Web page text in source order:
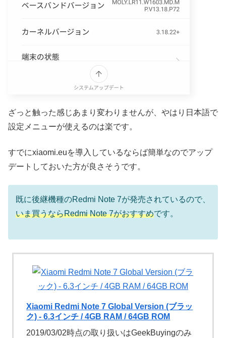
ざっと触った感じあまり変わりませんが、やはり日本語で
設定メニューが使えるのは楽です。
すでにxiaomi.euを導入しているならば簡単なのでアップ
デートしておいた方が良さそうです。
既に後継機種のRedmi Note 7が発売されているので、
いま買うならRedmi Note 7がおすすめです。
Xiaomi Redmi Note 7 Global Version (ブラッ
ク) - 6.3インチ / 4GB RAM / 64GB ROM
2019/03/02時点の取り扱いはGeekBuyingのみ